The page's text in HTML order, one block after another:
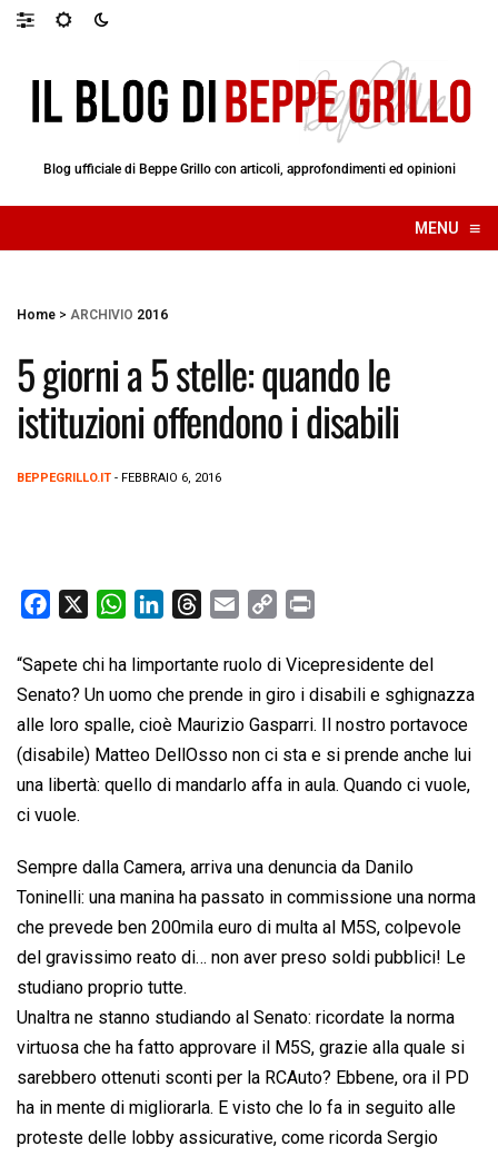
Blog ufficiale di Beppe Grillo con articoli, approfondimenti ed opinioni
MENU ≡
☰
Home > ARCHIVIO 2016
5 giorni a 5 stelle: quando le
istituzioni offendono i disabili
BEPPEGRILLO.IT - FEBBRAIO 6, 2016
c
e
b
o
o
k
W
a
t
s
A
p
n
k
e
d
I
r
e
a
d
s
a
i
l
p
y
L
i
n
i
n
“Sapete chi ha limportante ruolo di Vicepresidente del
Senato? Un uomo che prende in giro i disabili e sghignazza
alle loro spalle, cioè Maurizio Gasparri. Il nostro portavoce
(disabile) Matteo DellOsso non ci sta e si prende anche lui
una libertà: quello di mandarlo affa in aula. Quando ci vuole,
ci vuole.
Sempre dalla Camera, arriva una denuncia da Danilo
Toninelli: una manina ha passato in commissione una norma
che prevede ben 200mila euro di multa al M5S, colpevole
del gravissimo reato di… non aver preso soldi pubblici! Le
studiano proprio tutte.
Unaltra ne stanno studiando al Senato: ricordate la norma
virtuosa che ha fatto approvare il M5S, grazie alla quale si
sarebbero ottenuti sconti per la RCAuto? Ebbene, ora il PD
ha in mente di migliorarla. E visto che lo fa in seguito alle
proteste delle lobby assicurative, come ricorda Sergio